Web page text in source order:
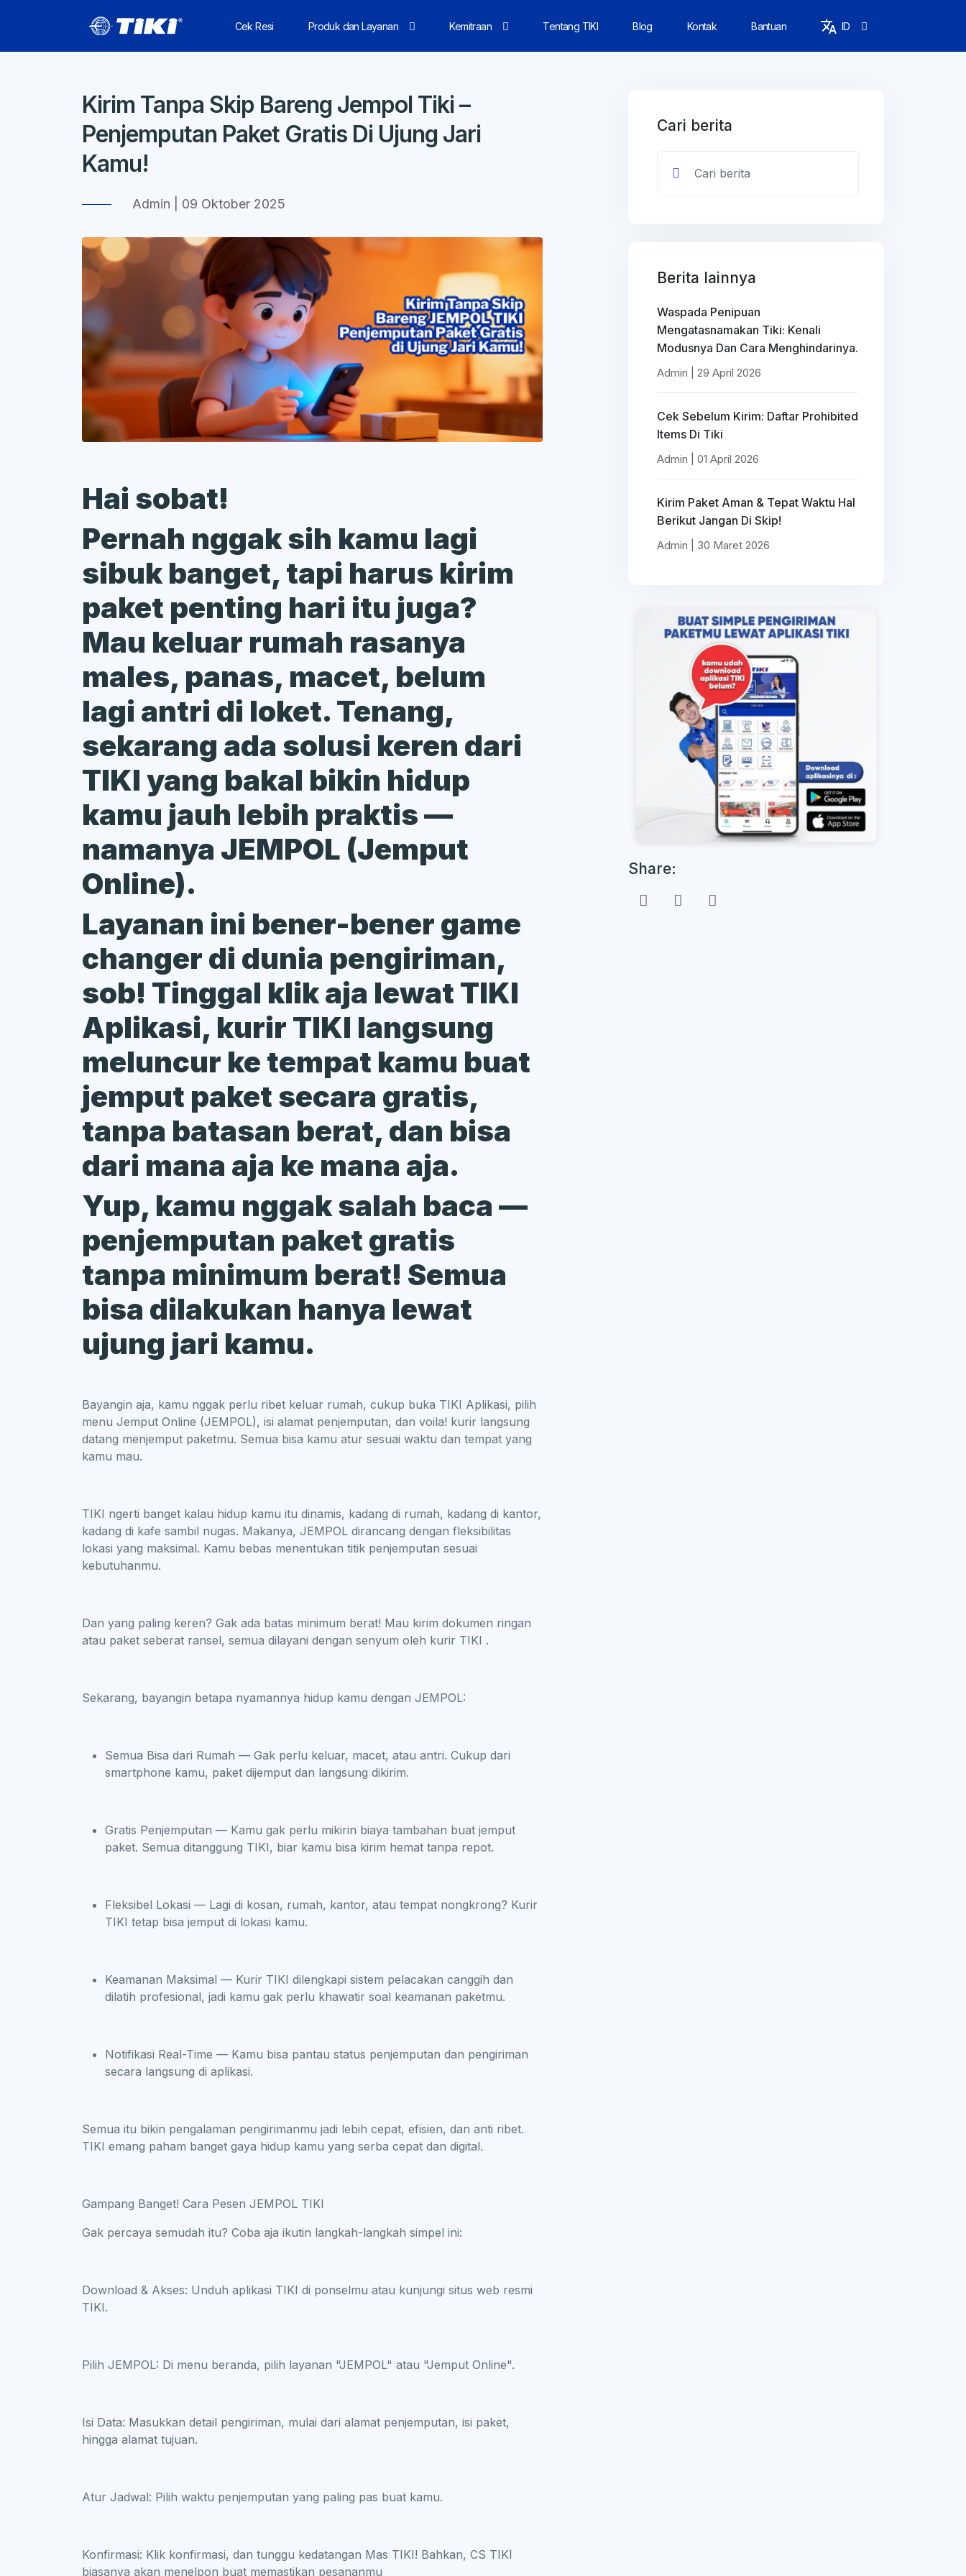
Cek Resi Produk dan Layanan Kemitraan Tentang TIKI Blog Kontak Bantuan ID
Kirim Tanpa Skip Bareng Jempol Tiki –
Penjemputan Paket Gratis Di Ujung Jari
Kamu!
Admin | 09 Oktober 2025
Hai sobat!
Pernah nggak sih kamu lagi
sibuk banget, tapi harus kirim
paket penting hari itu juga?
Mau keluar rumah rasanya
males, panas, macet, belum
lagi antri di loket. Tenang,
sekarang ada solusi keren dari
TIKI yang bakal bikin hidup
kamu jauh lebih praktis —
namanya JEMPOL (Jemput
Online).
Layanan ini bener-bener game
changer di dunia pengiriman,
sob! Tinggal klik aja lewat TIKI
Aplikasi, kurir TIKI langsung
meluncur ke tempat kamu buat
jemput paket secara gratis,
tanpa batasan berat, dan bisa
dari mana aja ke mana aja.
Yup, kamu nggak salah baca —
penjemputan paket gratis
tanpa minimum berat! Semua
bisa dilakukan hanya lewat
ujung jari kamu.
Bayangin aja, kamu nggak perlu ribet keluar rumah, cukup buka TIKI Aplikasi, pilih
menu Jemput Online (JEMPOL), isi alamat penjemputan, dan voila! kurir langsung
datang menjemput paketmu. Semua bisa kamu atur sesuai waktu dan tempat yang
kamu mau.
TIKI ngerti banget kalau hidup kamu itu dinamis, kadang di rumah, kadang di kantor,
kadang di kafe sambil nugas. Makanya, JEMPOL dirancang dengan fleksibilitas
lokasi yang maksimal. Kamu bebas menentukan titik penjemputan sesuai
kebutuhanmu.
Dan yang paling keren? Gak ada batas minimum berat! Mau kirim dokumen ringan
atau paket seberat ransel, semua dilayani dengan senyum oleh kurir TIKI .
Sekarang, bayangin betapa nyamannya hidup kamu dengan JEMPOL:
Semua Bisa dari Rumah — Gak perlu keluar, macet, atau antri. Cukup dari
smartphone kamu, paket dijemput dan langsung dikirim.
Gratis Penjemputan — Kamu gak perlu mikirin biaya tambahan buat jemput
paket. Semua ditanggung TIKI, biar kamu bisa kirim hemat tanpa repot.
Fleksibel Lokasi — Lagi di kosan, rumah, kantor, atau tempat nongkrong? Kurir
TIKI tetap bisa jemput di lokasi kamu.
Keamanan Maksimal — Kurir TIKI dilengkapi sistem pelacakan canggih dan
dilatih profesional, jadi kamu gak perlu khawatir soal keamanan paketmu.
Notifikasi Real-Time — Kamu bisa pantau status penjemputan dan pengiriman
secara langsung di aplikasi.
Semua itu bikin pengalaman pengirimanmu jadi lebih cepat, efisien, dan anti ribet.
TIKI emang paham banget gaya hidup kamu yang serba cepat dan digital.
Gampang Banget! Cara Pesen JEMPOL TIKI
Gak percaya semudah itu? Coba aja ikutin langkah-langkah simpel ini:
Download & Akses: Unduh aplikasi TIKI di ponselmu atau kunjungi situs web resmi
TIKI.
Pilih JEMPOL: Di menu beranda, pilih layanan "JEMPOL" atau "Jemput Online".
Isi Data: Masukkan detail pengiriman, mulai dari alamat penjemputan, isi paket,
hingga alamat tujuan.
Atur Jadwal: Pilih waktu penjemputan yang paling pas buat kamu.
Konfirmasi: Klik konfirmasi, dan tunggu kedatangan Mas TIKI! Bahkan, CS TIKI
biasanya akan menelpon buat memastikan pesananmu
Cari berita
Berita lainnya
Waspada Penipuan
Mengatasnamakan Tiki: Kenali
Modusnya Dan Cara Menghindarinya.
Admin | 29 April 2026
Cek Sebelum Kirim: Daftar Prohibited
Items Di Tiki
Admin | 01 April 2026
Kirim Paket Aman & Tepat Waktu Hal
Berikut Jangan Di Skip!
Admin | 30 Maret 2026
Share: